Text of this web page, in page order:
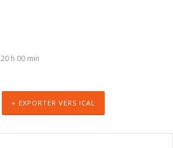
20 h 00 min
+ EXPORTER VERS ICAL